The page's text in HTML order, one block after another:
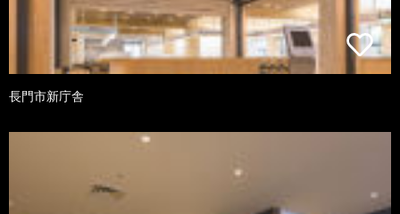
長門市新庁舎